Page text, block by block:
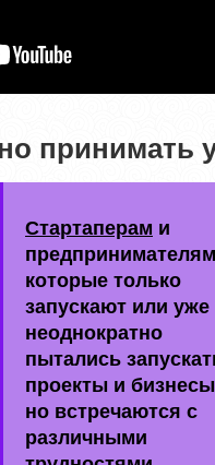
принимать
Стартаперам и
которые только
запускают или уже
неоднократно
пытались
проекты и
но встречаются с
различными